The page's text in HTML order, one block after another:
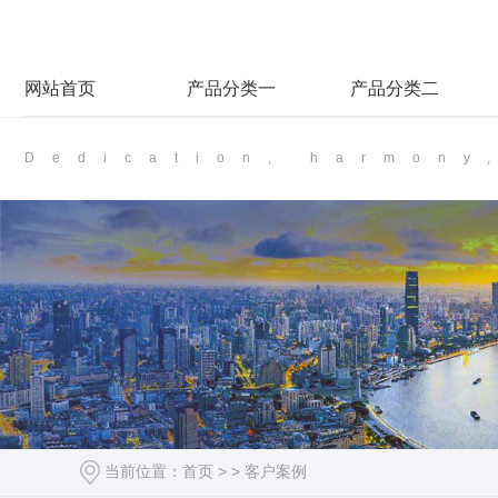
网站首页 产品分类一 产品分类二
Dedication,
当前位置： 首页 > > 客户案例